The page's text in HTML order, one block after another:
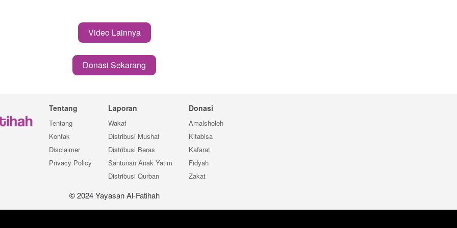
`
Video Lainnya
`Donasi Sekarang
Tentang
Tentang
Kontak
Disclaimer
Privacy Policy
Laporan
Wakaf
Distribusi Mushaf
Distribusi Beras
Santunan Anak Yatim
Distribusi Qurban
Donasi
Amalsholeh
Kitabisa
Kafarat
Fidyah
Zakat
2024 Yayasan Al-Fatihah